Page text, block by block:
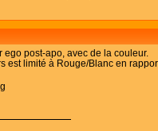
ego post-apo, avec de la couleur.
est limité à Rouge/Blanc en